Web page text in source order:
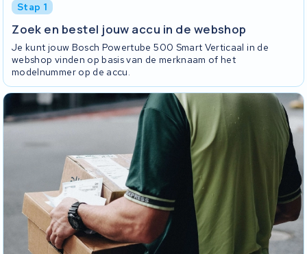
Stap 1
Zoek en bestel jouw accu in de webshop
Je kunt jouw Bosch Powertube 500 Smart Verticaal in de
webshop vinden op basis van de merknaam of het
modelnummer op de accu.